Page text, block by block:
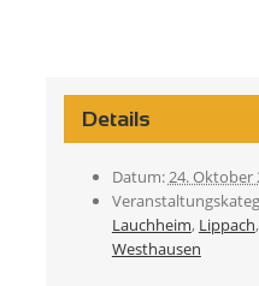
Details
Datum:24. Oktober
Lauchheim, Lippach,
Westhausen